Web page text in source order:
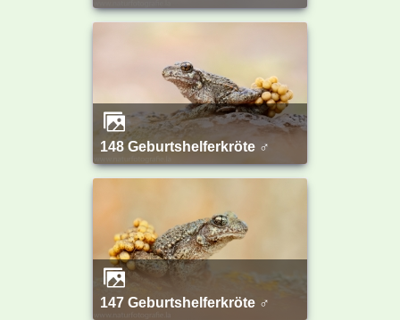
148 Geburtshelferkröte ♂
147 Geburtshelferkröte ♂